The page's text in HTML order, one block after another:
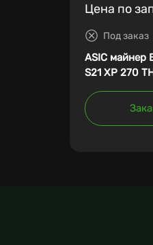
Цена по
Под заказ
ASIC майнер
S21 XP 270